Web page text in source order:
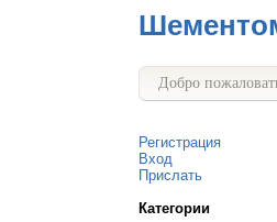
Добро
Регистрация
Вход
Прислать
Категории